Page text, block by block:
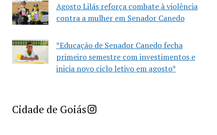
Agosto Lilás reforça combate à violência
contra a mulher em Senador Canedo
*Educação de Senador Canedo fecha
primeiro semestre com investimentos e
inicia novo ciclo letivo em agosto*
Cidade de GoiásImprensa Criativa da Cidade de Goiás